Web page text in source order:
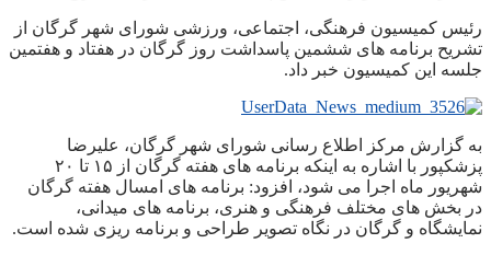
رئیس کمیسیون فرهنگی، اجتماعی، ورزشی شورای شهر گرگان از
تشریح برنامه های ششمین پاسداشت روز گرگان در هفتاد و هفتمین
جلسه این کمیسیون خبر داد.
به گزارش مرکز اطلاع رسانی شورای شهر گرگان، علیرضا
پزشکپور با اشاره به اینکه برنامه های هفته گرگان از ۱۵ تا ۲۰
شهریور ماه اجرا می شود، افزود: برنامه های امسال هفته گرگان
در بخش های مختلف فرهنگی و هنری، برنامه های میدانی،
نمایشگاه و گرگان در نگاه تصویر طراحی و برنامه ریزی شده است.